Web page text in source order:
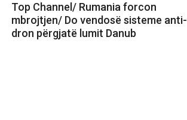
Top Channel/ Rumania forcon
mbrojtjen/ Do vendosë sisteme anti-
dron përgjatë lumit Danub